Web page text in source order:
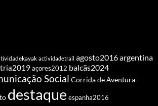
actividadetrail agosto2016argentina
açores2012 balcãs2024
Social Corrida de Aventura
destaque espanha2016